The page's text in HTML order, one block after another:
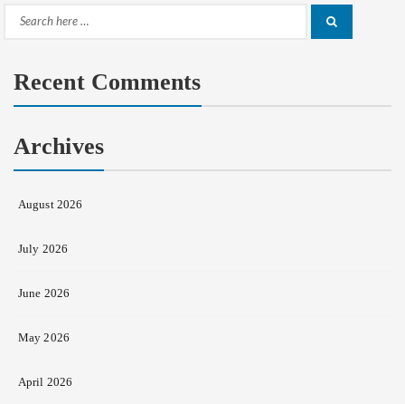
Search
Recent Comments
Archives
August 2026
July 2026
June 2026
May 2026
April 2026